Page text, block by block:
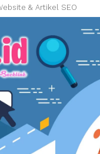
& Artikel SEO